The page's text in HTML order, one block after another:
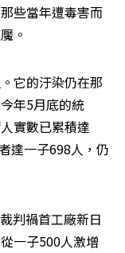
些當年遭毒害而
。
它的汙染仍在那
年5月底的統
實數已累積達
達一子698人，仍
判禍首工廠新日
一子500人激增